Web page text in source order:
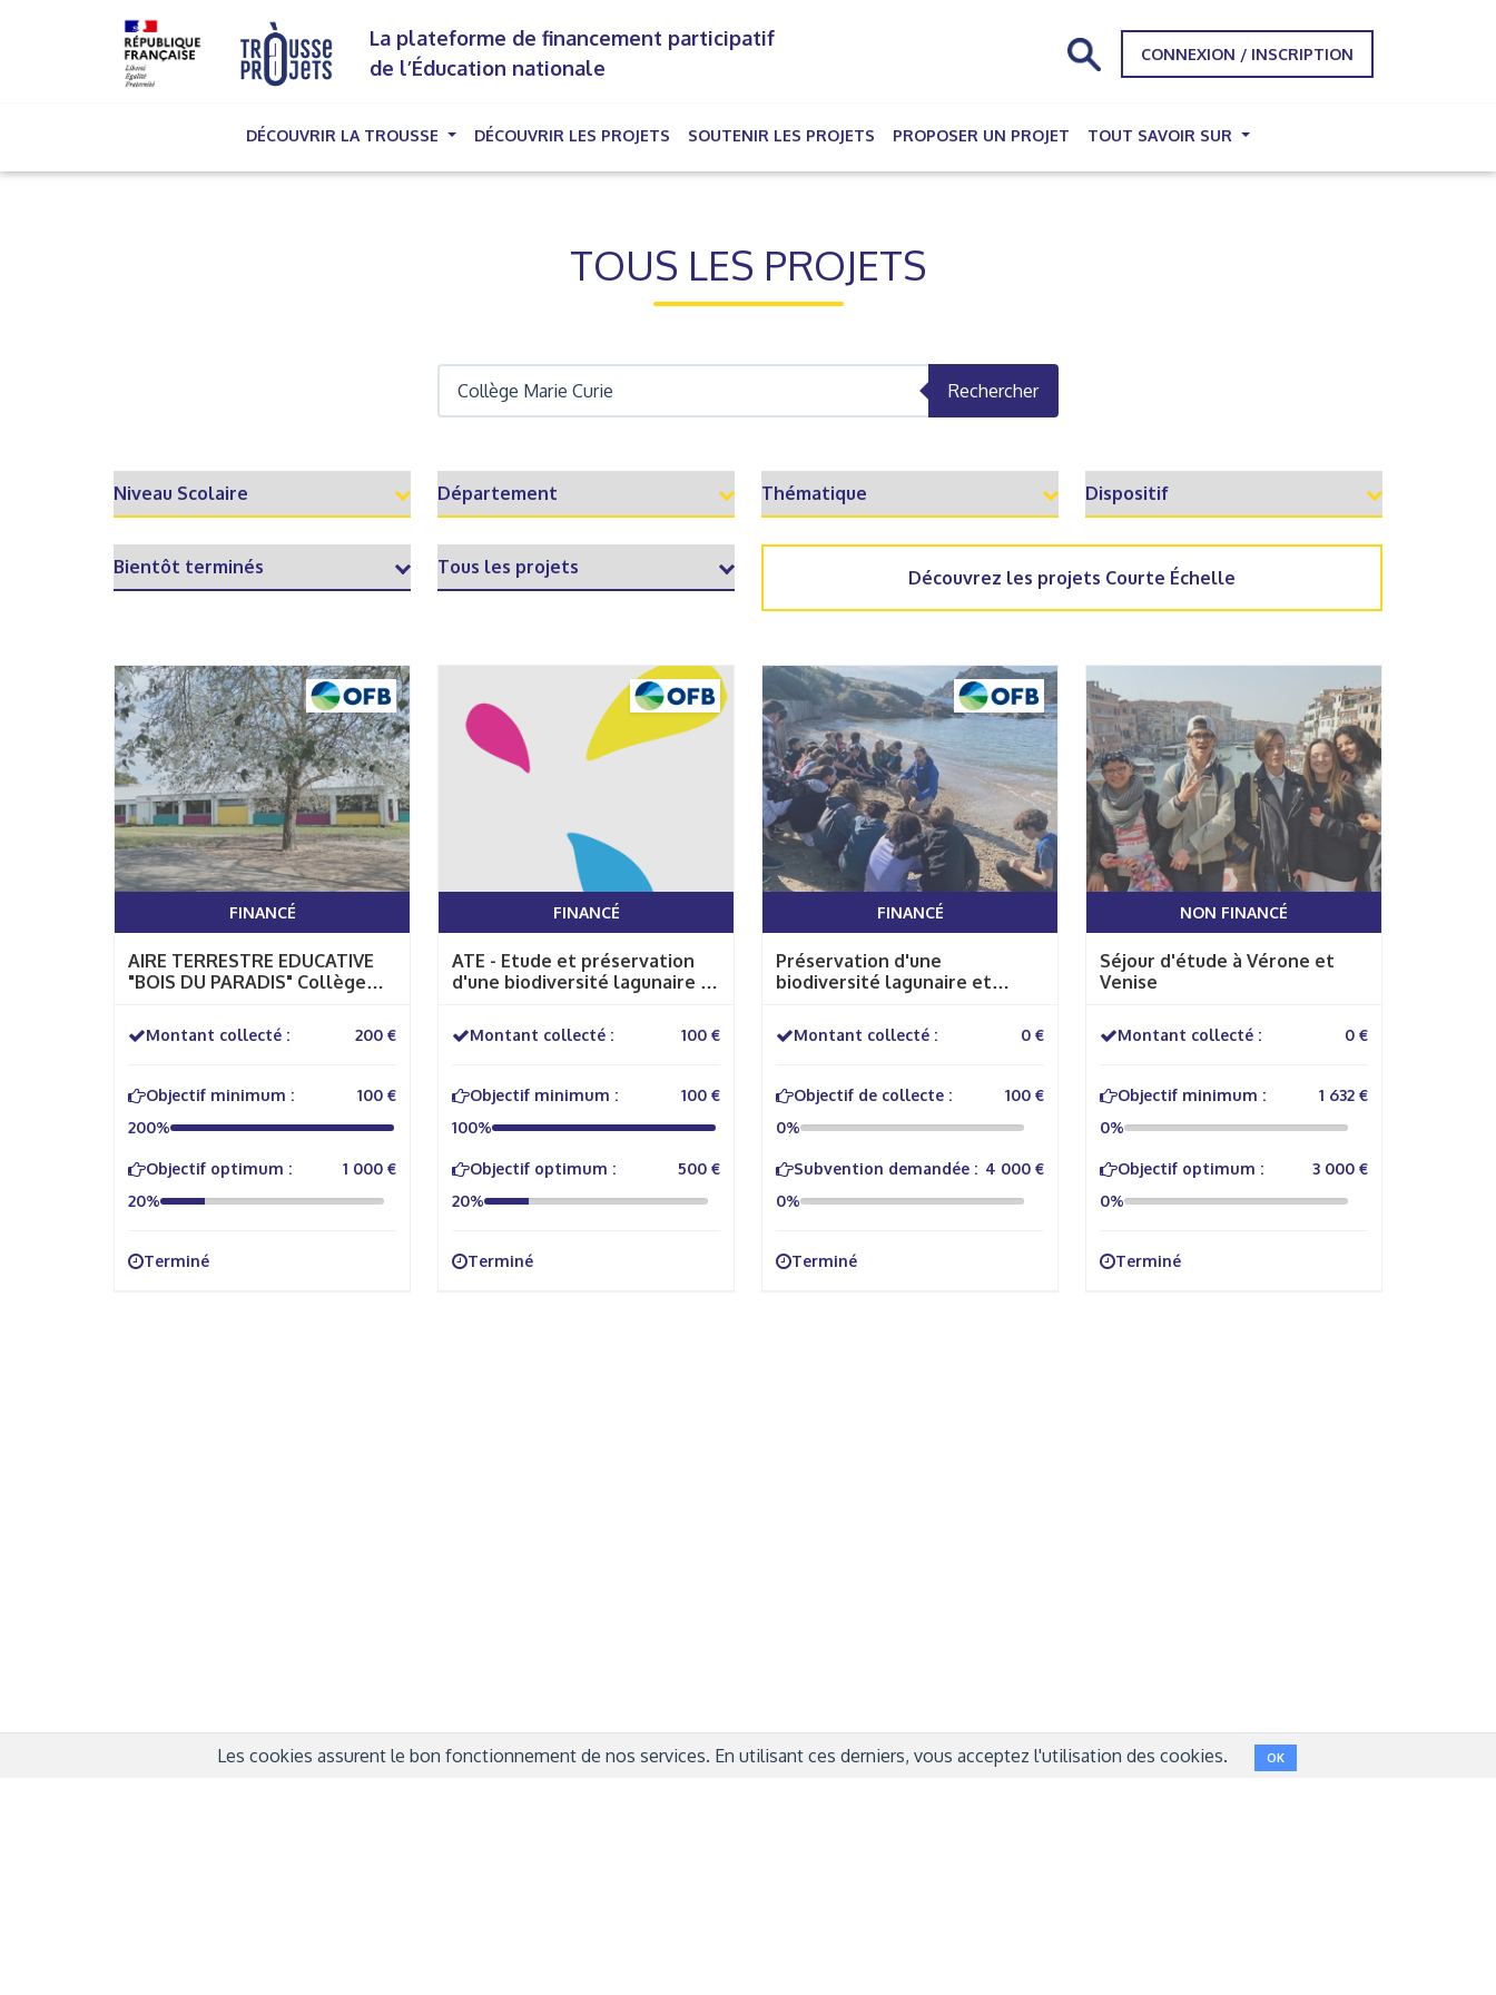
La plateforme de financement participatif
de l’Éducation nationale
CONNEXION / INSCRIPTION
DÉCOUVRIR LA TROUSSE DÉCOUVRIR LES PROJETS SOUTENIR LES PROJETS PROPOSER UN PROJET TOUT SAVOIR SUR
TOUS LES PROJETS
Rechercher
Découvrez les projets Courte Échelle
FINANCÉ
AIRE TERRESTRE EDUCATIVE
"BOIS DU PARADIS" Collège
Nouan
Montant collecté : 200 €
Objectif minimum :
100 €
200%
Objectif optimum :
1 000 €
20%
Terminé
FINANCÉ
ATE - Etude et préservation
d'une biodiversité lagunaire et
Montant collecté : 100 €
Objectif minimum :
100 €
100%
Objectif optimum :
500 €
20%
Terminé
FINANCÉ
Préservation d'une
biodiversité lagunaire et
Montant collecté : 0 €
Objectif de collecte :
100 €
0%
Subvention demandée : 4 000 €
0%
Terminé
NON FINANCÉ
Séjour d'étude à Vérone et
Venise
Montant collecté : 0 €
Objectif minimum :
1 632 €
0%
Objectif optimum :
3 000 €
0%
Terminé
© 2024 Copyright Trousse à Projets | Powered by Capsens |
Les cookies assurent le bon fonctionnement de nos services. En utilisant ces derniers, vous acceptez l'utilisation des cookies. OK